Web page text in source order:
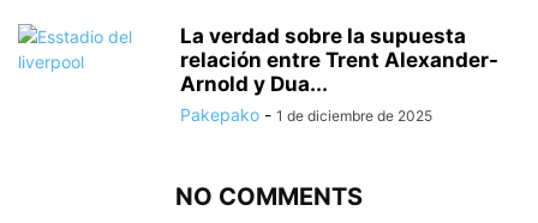
La verdad sobre la supuesta
relación entre Trent Alexander-
Arnold y Dua...
Pakepako - 1 de diciembre de 2025
NO COMMENTS